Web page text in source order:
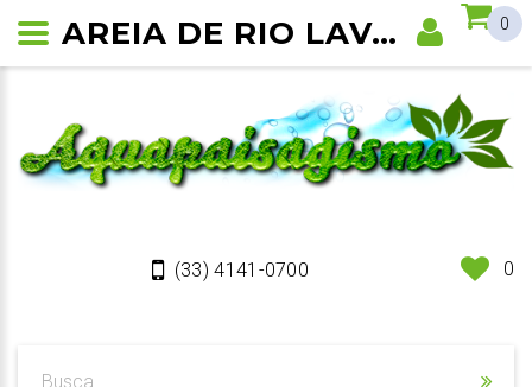
(33) 4141-0700 0
0
AREIA DE RIO LAVADA 10 KG